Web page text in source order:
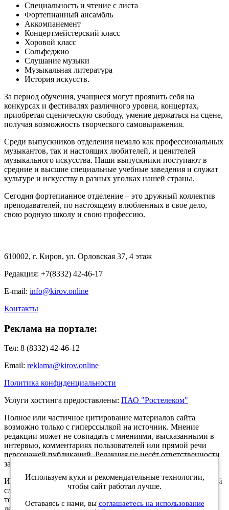
Специальность и чтение с листа
Фортепианный ансамбль
Аккомпанемент
Концертмейстерский класс
Хоровой класс
Сольфеджио
Слушание музыки
Музыкальная литература
История искусств.
За период обучения, учащиеся могут проявить себя на
конкурсах и фестивалях различного уровня, концертах,
приобретая сценическую свободу, умение держаться на сцене,
получая возможность творческого самовыражения.
Среди выпускников отделения немало как профессиональных
музыкантов, так и настоящих любителей, и ценителей
музыкального искусства. Наши выпускники поступают в
средние и высшие специальные учебные заведения и служат
культуре и искусству в разных уголках нашей страны.
Сегодня фортепианное отделение – это дружный коллектив
преподавателей, по настоящему влюбленных в свое дело,
свою родную школу и свою профессию.
610002, г. Киров, ул. Орловская 37, 4 этаж
Редакция: +7(8332) 42-46-17
E-mail: info@kirov.online
Контакты
Реклама на портале:
Тел: 8 (8332) 42-46-12
Email: reklama@kirov.online
Политика конфиденциальности
Услуги хостинга предоставлены: ПАО "Ростелеком"
Полное или частичное цитирование материалов сайта
возможно только с гиперссылкой на источник. Мнение
редакции может не совпадать с мнениями, высказанными в
интервью, комментариях пользователей или прямой речи
персонажей публикаций. Редакция не несёт ответственности
за текст комментариев читателей.
Интернет-портал Kirov.online зарегистрирован в Федеральной
службе по надзору в сфере связи, информационных
технологий и массовых коммуникаций (Роскомнадзор) 5
Используем куки и рекомендательные технологии,
чтобы сайт работал лучше.
Оставаясь с нами, вы соглашаетесь на использование